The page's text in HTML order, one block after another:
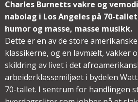
Charles Burnetts vakre og
nabolag i Los Angeles på 70-
humor og masse, masse musikk.
Dette er en av de store
klassikerne, og en lavmælt, vakker
skildring av livet i det
arbeiderklassemiljøet i bydelen
70-tallet. I sentrum for handlingen